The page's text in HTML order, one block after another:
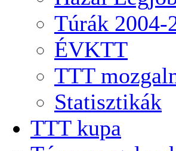
Túrák 2004-
ÉVKTT
TTT
Statisztikák
TTT kupa